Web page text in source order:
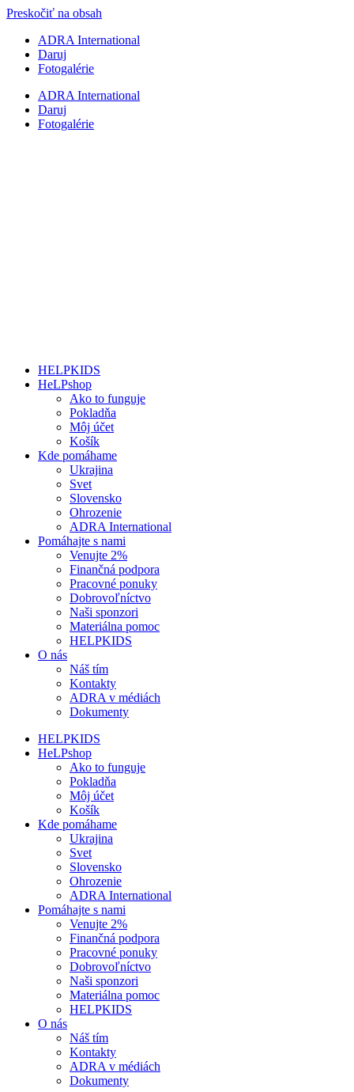
Preskočiť na obsah
ADRA International
Daruj
Fotogalérie
ADRA International
Daruj
Fotogalérie
HELPKIDS
HeLPshop
Ako to funguje
Pokladňa
Môj účet
Košík
Kde pomáhame
Ukrajina
Svet
Slovensko
Ohrozenie
ADRA International
Pomáhajte s nami
Venujte 2%
Finančná podpora
Pracovné ponuky
Dobrovoľníctvo
Naši sponzori
Materiálna pomoc
HELPKIDS
O nás
Náš tím
Kontakty
ADRA v médiách
Dokumenty
HELPKIDS
HeLPshop
Ako to funguje
Pokladňa
Môj účet
Košík
Kde pomáhame
Ukrajina
Svet
Slovensko
Ohrozenie
ADRA International
Pomáhajte s nami
Venujte 2%
Finančná podpora
Pracovné ponuky
Dobrovoľníctvo
Naši sponzori
Materiálna pomoc
HELPKIDS
O nás
Náš tím
Kontakty
ADRA v médiách
Dokumenty